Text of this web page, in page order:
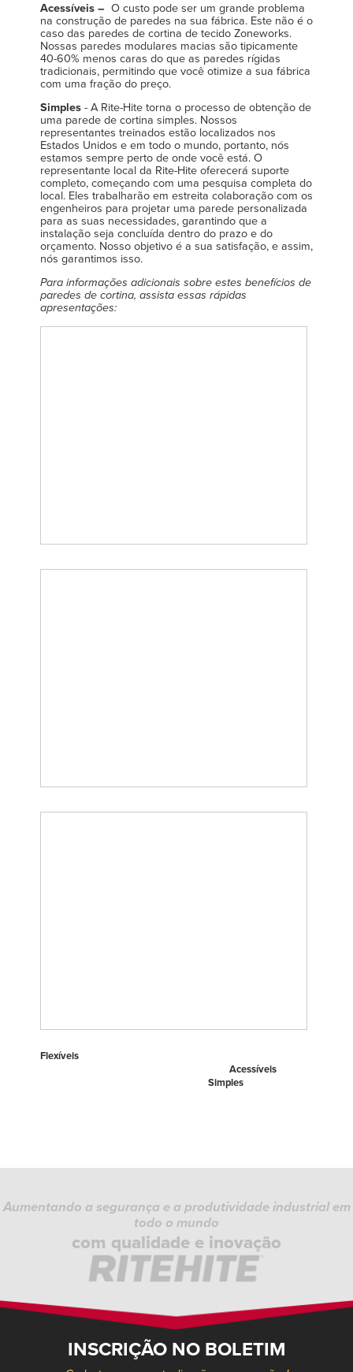
Acessíveis – O custo pode ser um grande problema
na construção de paredes na sua fábrica. Este não é o
caso das paredes de cortina de tecido Zoneworks.
Nossas paredes modulares macias são tipicamente
40-60% menos caras do que as paredes rígidas
tradicionais, permitindo que você otimize a sua fábrica
com uma fração do preço.
Simples- A Rite-Hite torna o processo de obtenção de
uma parede de cortina simples. Nossos
representantes treinados estão localizados nos
Estados Unidos e em todo o mundo, portanto, nós
estamos sempre perto de onde você está. O
representante local da Rite-Hite oferecerá suporte
completo, começando com uma pesquisa completa do
local. Eles trabalharão em estreita colaboração com os
engenheiros para projetar uma parede personalizada
para as suas necessidades, garantindo que a
instalação seja concluída dentro do prazo e do
orçamento. Nosso objetivo é a sua satisfação, e assim,
nós garantimos isso.
Para informações adicionais sobre estes benefícios de
paredes de cortina, assista essas rápidas
apresentações:
Flexíveis
Acessíveis
Simples
Aumentando a segurança e a produtividade industrial em
todo o mundo
com qualidade e inovação
INSCRIÇÃO NO BOLETIM